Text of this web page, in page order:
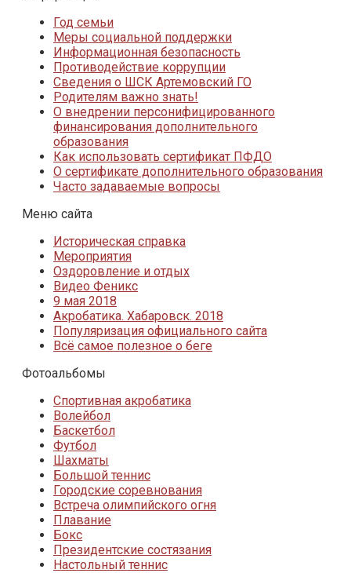
Год семьи
Меры социальной поддержки
Информационная безопасность
Противодействие коррупции
Сведения о ШСК Артемовский ГО
Родителям важно знать!
О внедрении персонифицированного
финансирования дополнительного
образования
Как использовать сертификат ПФДО
О сертификате дополнительного образования
Часто задаваемые вопросы
Меню сайта
Историческая справка
Мероприятия
Оздоровление и отдых
Видео Феникс
9 мая 2018
Акробатика. Хабаровск. 2018
Популяризация официального сайта
Всё самое полезное о беге
Фотоальбомы
Спортивная акробатика
Волейбол
Баскетбол
Футбол
Шахматы
Большой теннис
Городские соревнования
Встреча олимпийского огня
Плавание
Бокс
Президентские состязания
Настольный теннис